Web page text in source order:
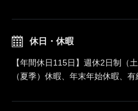
休日・休暇
【年間休日115日】週休2日制（
（夏季）休暇、年末年始休暇、